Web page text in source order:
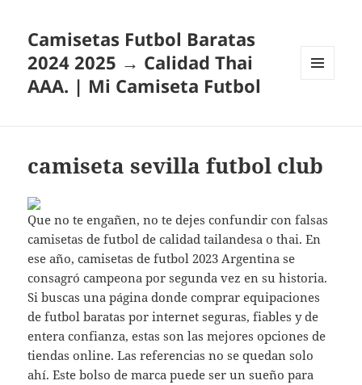
Camisetas Futbol Baratas
2024 2025 → Calidad Thai
AAA. | Mi Camiseta Futbol
camiseta sevilla futbol club
Que no te engañen, no te dejes confundir con falsas
camisetas de futbol de calidad tailandesa o thai. En
ese año, camisetas de futbol 2023 Argentina se
consagró campeona por segunda vez en su historia.
Si buscas una página donde comprar equipaciones
de futbol baratas por internet seguras, fiables y de
entera confianza, estas son las mejores opciones de
tiendas online. Las referencias no se quedan solo
ahí. Este bolso de marca puede ser un sueño para